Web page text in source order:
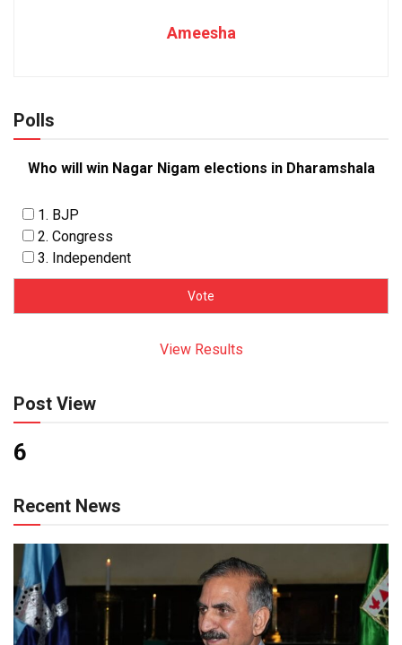
Ameesha
Polls
Who will win Nagar Nigam elections in Dharamshala
1. BJP
2. Congress
3. Independent
View Results
Post View
6
Recent News